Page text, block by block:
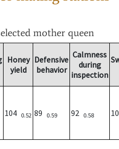
mother queen
Honey
yield
Defensive
behavior
Calmness
during
inspection
104 0.52 89 0.59 92 0.58